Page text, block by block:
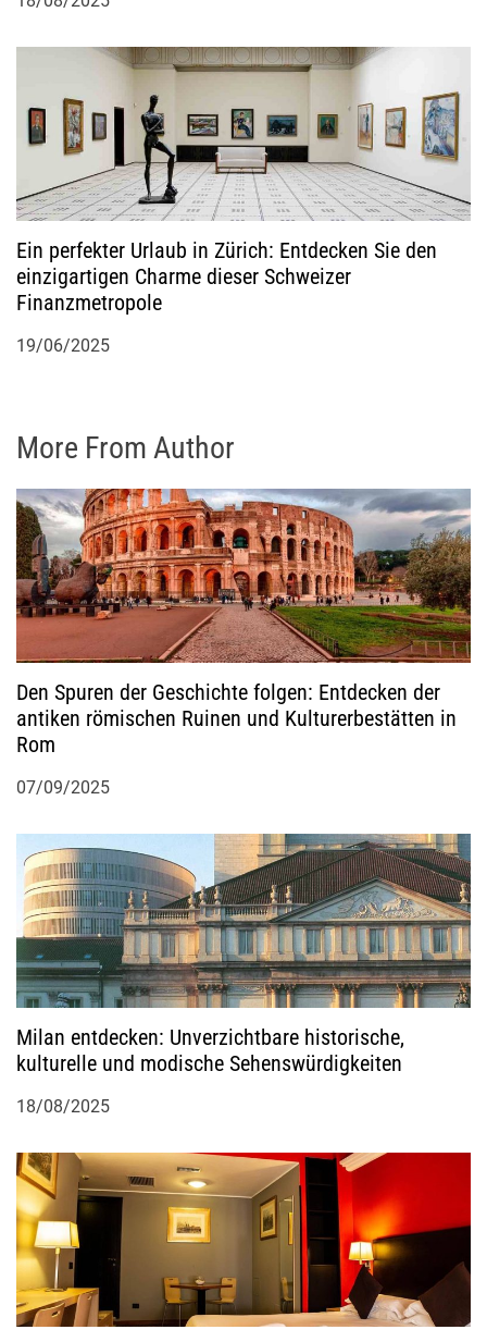
Ein perfekter Urlaub in Zürich: Entdecken Sie den
einzigartigen Charme dieser Schweizer
Finanzmetropole
19/06/2025
More From Author
Den Spuren der Geschichte folgen: Entdecken der
antiken römischen Ruinen und Kulturerbestätten in
Rom
07/09/2025
Milan entdecken: Unverzichtbare historische,
kulturelle und modische Sehenswürdigkeiten
18/08/2025